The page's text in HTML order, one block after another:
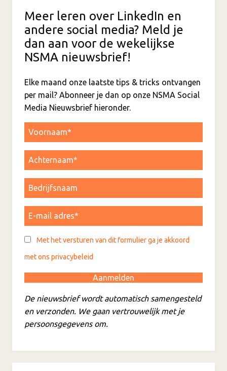
Meer leren over LinkedIn en
andere social media? Meld je
dan aan voor de wekelijkse
NSMA nieuwsbrief!
Elke maand onze laatste tips & tricks ontvangen
per mail? Abonneer je dan op onze NSMA Social
Media Nieuwsbrief hieronder.
Met het versturen van dit formulier ga je akkoord
met ons privacybeleid
De nieuwsbrief wordt automatisch samengesteld
en verzonden. We gaan vertrouwelijk met je
persoonsgegevens om.